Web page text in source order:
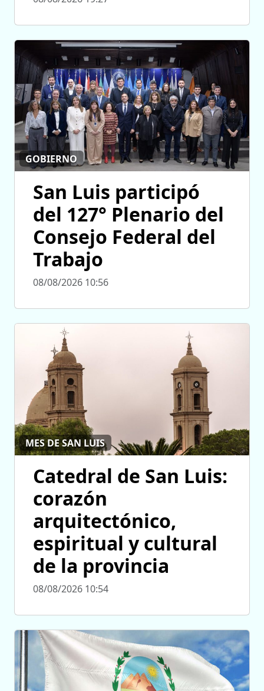
GOBIERNO
San Luis participó
del 127° Plenario del
Consejo Federal del
Trabajo
08/08/2026 10:56
MES DE SAN LUIS
Catedral de San Luis:
corazón
arquitectónico,
espiritual y cultural
de la provincia
08/08/2026 10:54